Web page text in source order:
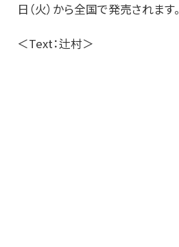
日（火）から全国で発売されます。
＜Text：辻村＞